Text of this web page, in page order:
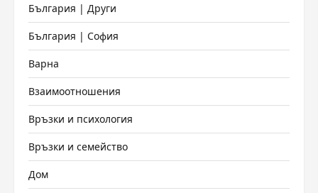
България | Други
България | София
Варна
Взаимоотношения
Връзки и психология
Връзки и семейство
Дом